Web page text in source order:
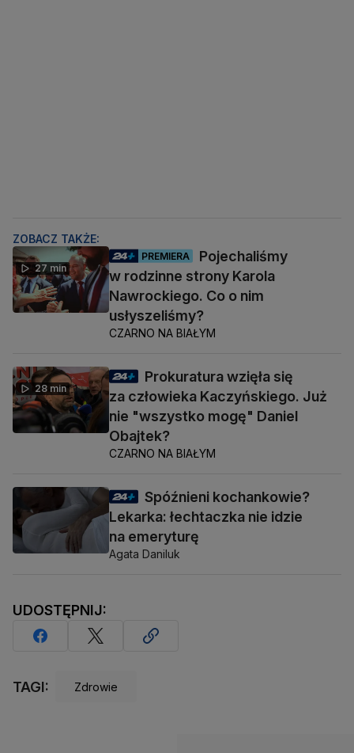
ZOBACZ TAKŻE:
27 min
PREMIERA
Pojechaliśmy
w rodzinne strony Karola
Nawrockiego. Co o nim
usłyszeliśmy?
CZARNO NA BIAŁYM
28 min
Prokuratura wzięła się
za człowieka Kaczyńskiego. Już
nie "wszystko mogę" Daniel
Obajtek?
CZARNO NA BIAŁYM
Spóźnieni kochankowie?
Lekarka: łechtaczka nie idzie
na emeryturę
Agata Daniluk
UDOSTĘPNIJ:
TAGI: Zdrowie